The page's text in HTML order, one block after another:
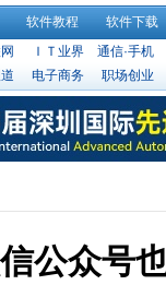
软件教程
软件下载
ＩＴ业界
通信·手机
电子商务 职场创业
公众号